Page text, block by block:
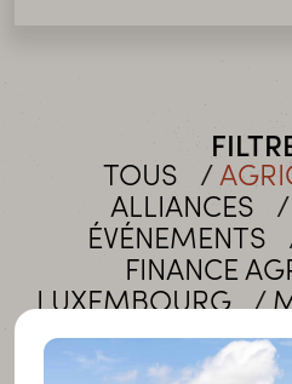
TOUS
ALLIANCES
ÉVÉNEMENTS
FINANCE
LUXEMBOURG
PLAIDOYER
SOLIDARITÉ